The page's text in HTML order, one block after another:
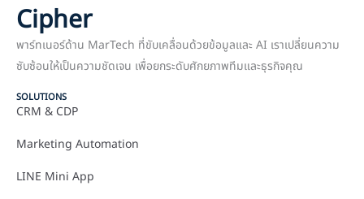
Cipher
พาร์ทเนอร์ด้าน MarTech ที่ขับเคลื่อนด้วยข้อมูลและ AI เราเปลี่ยนความ
ซับซ้อนให้เป็นความชัดเจน เพื่อยกระดับศักยภาพทีมและธุรกิจคุณ
SOLUTIONS
CRM & CDP
Marketing Automation
LINE Mini App